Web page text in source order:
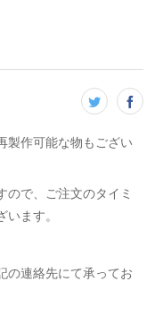
製作可能な物もござい
ので、ご注文のタイミ
ます。
の連絡先にて承ってお